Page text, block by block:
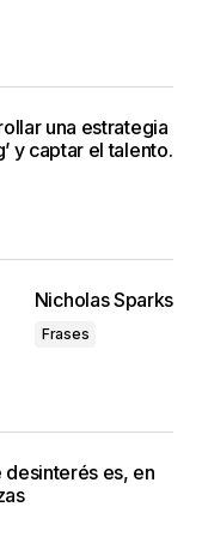
una estrategia
y captar el talento.
Nicholas Sparks
Frases
es, en